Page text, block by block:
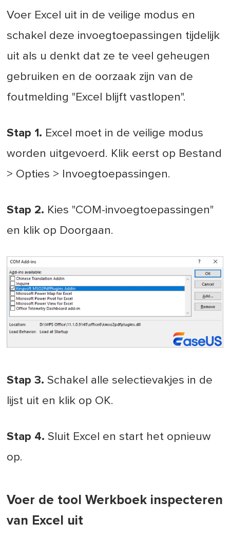
Voer Excel uit in de veilige modus en
schakel deze invoegtoepassingen tijdelijk
uit als u denkt dat ze te veel geheugen
gebruiken en de oorzaak zijn van de
foutmelding "Excel blijft vastlopen".
Stap 1. Excel moet in de veilige modus
worden uitgevoerd. Klik eerst op Bestand
> Opties > Invoegtoepassingen.
Stap 2. Kies "COM-invoegtoepassingen"
en klik op Doorgaan.
Stap 3. Schakel alle selectievakjes in de
lijst uit en klik op OK.
Stap 4. Sluit Excel en start het opnieuw
op.
Voer de tool Werkboek inspecteren
van Excel uit